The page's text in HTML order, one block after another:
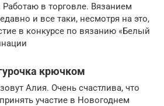
Работаю в торговле. Вязанием
и все таки, несмотря на это,
в конкурсе по вязанию «Белый
крючком
Алия. Очень счастлива, что
участие в Новогоднем